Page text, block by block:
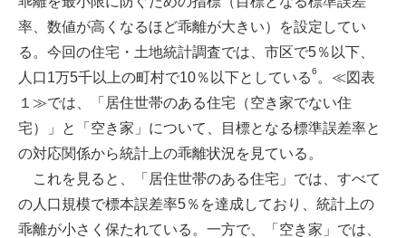
率、数値が高くなるほど乖離が大きい）を設定してい
る。今回の住宅・土地統計調査では、市区で5％以下、
人口1万5千以上の町村で10％以下としている6 。≪図表
１≫では、「居住世帯のある住宅（空き家でない住
宅）」と「空き家」について、目標となる標準誤差率と
の対応関係から統計上の乖離状況を見ている。
これを見ると、「居住世帯のある住宅」では、すべて
の人口規模で標本誤差率5％を達成しており、統計上の
乖離が小さく保たれている。一方で、「空き家」では、